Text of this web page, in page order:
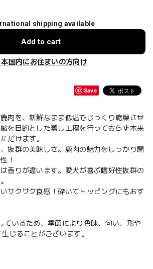
shipping available
Add to cart
本国内にお住まいの方向け
Save
肉を、新鮮なまま低温でじっくり乾燥させ
を目的とした蒸し工程を行っておらず本来
だけます。
抜群の美味しさ。鹿肉の魅力をしっかり閉
！
香りが違います。愛犬が喜ぶ嗜好性抜群の
サクサク食感！砕いてトッピングにもおす
ているため、季節により色味、匂い、形や
じることがございます。